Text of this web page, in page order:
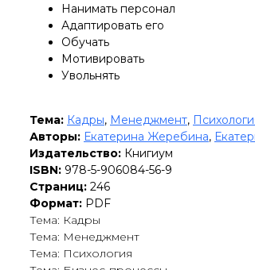
Нанимать персонал
Адаптировать его
Обучать
Мотивировать
Увольнять
Тема: Кадры, Менеджмент, Психол
Авторы: Екатерина Жеребина,
Издательство: Книгиум
ISBN: 978-5-906084-56-9
Страниц: 246
Формат: PDF
Тема: Кадры
Тема: Менеджмент
Тема: Психология